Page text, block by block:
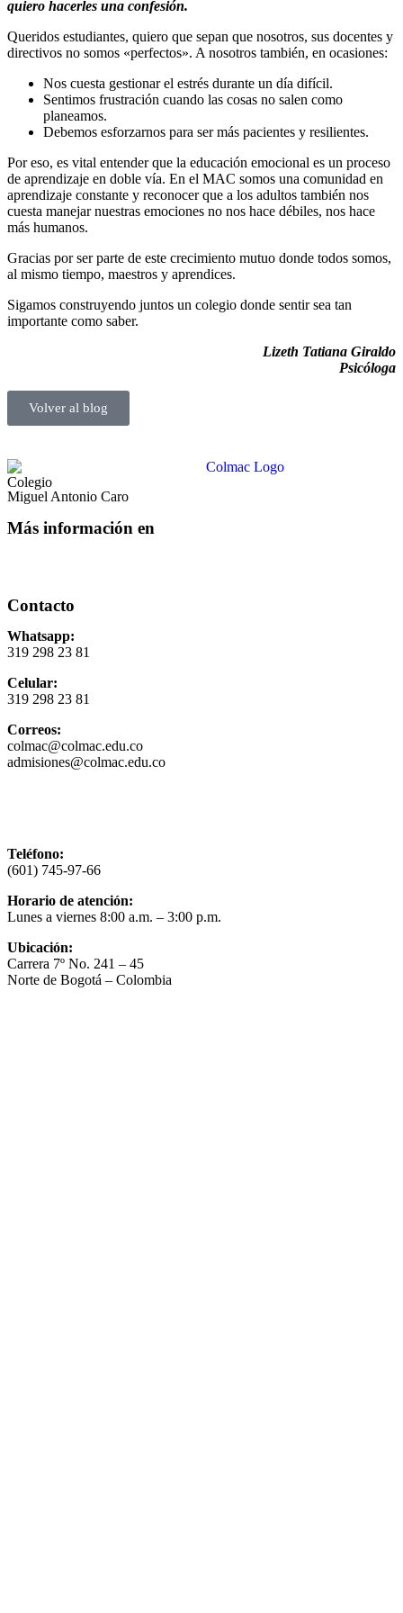
quiero hacerles una confesión.
Queridos estudiantes, quiero que sepan que nosotros, sus docentes y
directivos no somos «perfectos». A nosotros también, en ocasiones:
Nos cuesta gestionar el estrés durante un día difícil.
Sentimos frustración cuando las cosas no salen como
planeamos.
Debemos esforzarnos para ser más pacientes y resilientes.
Por eso, es vital entender que la educación emocional es un proceso
de aprendizaje en doble vía. En el MAC somos una comunidad en
aprendizaje constante y reconocer que a los adultos también nos
cuesta manejar nuestras emociones no nos hace débiles, nos hace
más humanos.
Gracias por ser parte de este crecimiento mutuo donde todos somos,
al mismo tiempo, maestros y aprendices.
Sigamos construyendo juntos un colegio donde sentir sea tan
importante como saber.
Lizeth Tatiana Giraldo
Psicóloga
Volver al blog
Colegio
Miguel Antonio Caro
Más información en
Contacto
Whatsapp:
319 298 23 81
Celular:
319 298 23 81
Correos:
colmac@colmac.edu.co
admisiones@colmac.edu.co
Teléfono:
(601) 745-97-66
Horario de atención:
Lunes a viernes 8:00 a.m. – 3:00 p.m.
Ubicación:
Carrera 7º No. 241 – 45
Norte de Bogotá – Colombia